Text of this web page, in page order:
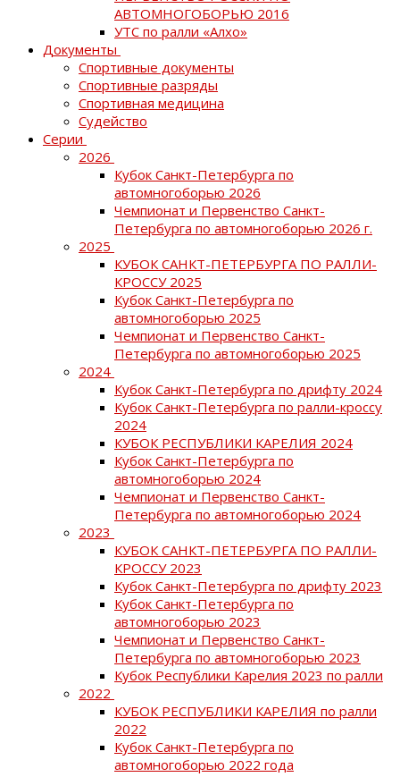
АВТОМНОГОБОРЬЮ 2016
УТС по ралли «Алхо»
Документы
Спортивные документы
Спортивные разряды
Спортивная медицина
Судейство
Серии
2026
Кубок Санкт-Петербурга по
автомногоборью 2026
Чемпионат и Первенство Санкт-
Петербурга по автомногоборью 2026 г.
2025
КУБОК САНКТ-ПЕТЕРБУРГА ПО РАЛЛИ-
КРОССУ 2025
Кубок Санкт-Петербурга по
автомногоборью 2025
Чемпионат и Первенство Санкт-
Петербурга по автомногоборью 2025
2024
Кубок Санкт-Петербурга по дрифту 2024
Кубок Санкт-Петербурга по ралли-кроссу
2024
КУБОК РЕСПУБЛИКИ КАРЕЛИЯ 2024
Кубок Санкт-Петербурга по
автомногоборью 2024
Чемпионат и Первенство Санкт-
Петербурга по автомногоборью 2024
2023
КУБОК САНКТ-ПЕТЕРБУРГА ПО РАЛЛИ-
КРОССУ 2023
Кубок Санкт-Петербурга по дрифту 2023
Кубок Санкт-Петербурга по
автомногоборью 2023
Чемпионат и Первенство Санкт-
Петербурга по автомногоборью 2023
Кубок Республики Карелия 2023 по ралли
2022
КУБОК РЕСПУБЛИКИ КАРЕЛИЯ по ралли
2022
Кубок Санкт-Петербурга по
автомногоборью 2022 года